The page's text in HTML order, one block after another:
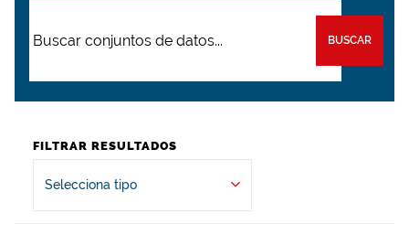
BUSCAR
FILTRAR RESULTADOS
Selecciona tipo